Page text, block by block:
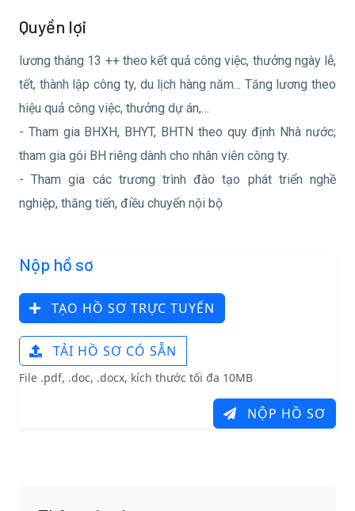
Quyền lợi
lương tháng 13 ++ theo kết quả công việc, thưởng ngày lễ,
tết, thành lập công ty, du lịch hàng năm... Tăng lương theo
hiệu quả công việc, thưởng dự án,…
- Tham gia BHXH, BHYT, BHTN theo quy định Nhà nước;
tham gia gói BH riêng dành cho nhân viên công ty.
- Tham gia các trương trình đào tạo phát triển nghề
nghiệp, thăng tiến, điều chuyển nội bộ
Nộp hồ sơ
TẠO HỒ SƠ TRỰC TUYẾN
TẢI HỒ SƠ CÓ SẴN
File .pdf, .doc, .docx, kích thước tối đa 10MB
NỘP HỒ SƠ